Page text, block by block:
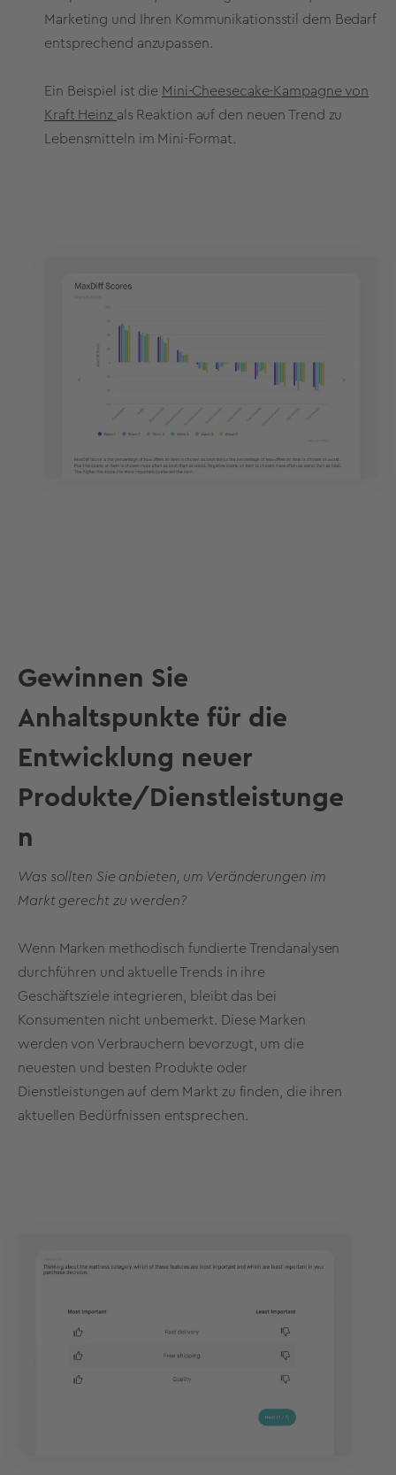
Marketing und Ihren Kommunikationsstil dem Bedarf
entsprechend anzupassen.
Ein Beispiel ist die Mini-Cheesecake-Kampagne von
Kraft Heinz als Reaktion auf den neuen Trend zu
Lebensmitteln im Mini-Format.
Gewinnen Sie
Anhaltspunkte für die
Entwicklung neuer
Produkte/Dienstleistunge
n
Was sollten Sie anbieten, um Veränderungen im
Markt gerecht zu werden?
Wenn Marken methodisch fundierte Trendanalysen
durchführen und aktuelle Trends in ihre
Geschäftsziele integrieren, bleibt das bei
Konsumenten nicht unbemerkt. Diese Marken
werden von Verbrauchern bevorzugt, um die
neuesten und besten Produkte oder
Dienstleistungen auf dem Markt zu finden, die ihren
aktuellen Bedürfnissen entsprechen.